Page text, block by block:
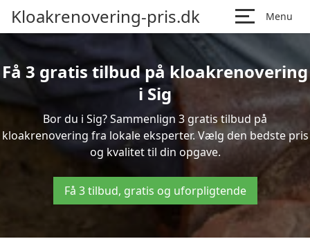
Kloakrenovering-pris.dk Menu
Få 3 gratis tilbud på kloakrenovering
i Sig
Bor du i Sig? Sammenlign 3 gratis tilbud på
kloakrenovering fra lokale eksperter. Vælg den bedste pris
og kvalitet til din opgave.
Få 3 tilbud, gratis og uforpligtende